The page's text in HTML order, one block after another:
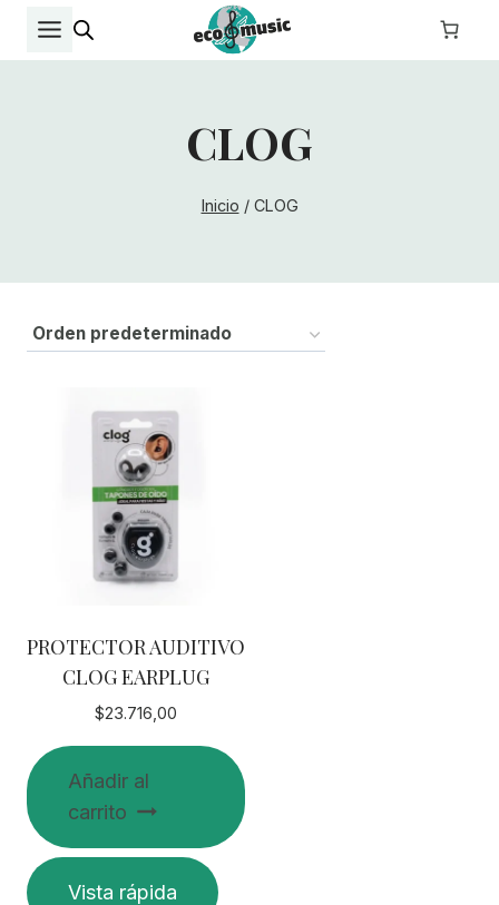
CLOG
Inicio / CLOG
PROTECTOR AUDITIVO
CLOG EARPLUG
$23.716,00
Añadir al
carrito
Vista rápida